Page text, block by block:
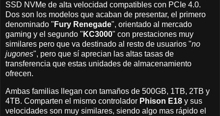
SSD NVMe de alta velocidad compatibles con PCIe 4.0.
Dos son los modelos que acaban de presentar, el primero
denominado " Fury Renegade", orientado al mercado
gaming y el segundo " KC3000" con prestaciones muy
similares pero que va destinado al resto de usuarios "no
jugones", pero que sí aprecian las altas tasas de
transferencia que estas unidades de almacenamiento
ofrecen.
Ambas familias llegan con tamaños de 500GB, 1TB, 2TB y
4TB. Comparten el mismo controlador Phison E18 y sus
velocidades son muy similares, siendo algo mas rápido el